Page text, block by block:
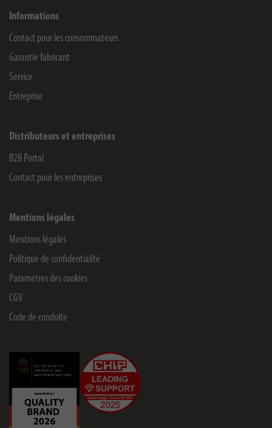
Informations
Contact pour les consommateurs
Garantie fabricant
Service
Entreprise
Distributeurs et entreprises
B2B Portal
Contact pour les entreprises
Mentions légales
Mentions légales
Politique de confidentialité
Paramètres des cookies
CGV
Code de conduite